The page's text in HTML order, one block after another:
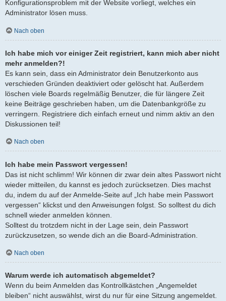
Konfigurationsproblem mit der Website vorliegt, welches ein
Administrator lösen muss.
Nach oben
Ich habe mich vor einiger Zeit registriert, kann mich aber nicht
mehr anmelden?!
Es kann sein, dass ein Administrator dein Benutzerkonto aus
verschieden Gründen deaktiviert oder gelöscht hat. Außerdem
löschen viele Boards regelmäßig Benutzer, die für längere Zeit
keine Beiträge geschrieben haben, um die Datenbankgröße zu
verringern. Registriere dich einfach erneut und nimm aktiv an den
Diskussionen teil!
Nach oben
Ich habe mein Passwort vergessen!
Das ist nicht schlimm! Wir können dir zwar dein altes Passwort nicht
wieder mitteilen, du kannst es jedoch zurücksetzen. Dies machst
du, indem du auf der Anmelde-Seite auf „Ich habe mein Passwort
vergessen“ klickst und den Anweisungen folgst. So solltest du dich
schnell wieder anmelden können.
Solltest du trotzdem nicht in der Lage sein, dein Passwort
zurückzusetzen, so wende dich an die Board-Administration.
Nach oben
Warum werde ich automatisch abgemeldet?
Wenn du beim Anmelden das Kontrollkästchen „Angemeldet
bleiben“ nicht auswählst, wirst du nur für eine Sitzung angemeldet.